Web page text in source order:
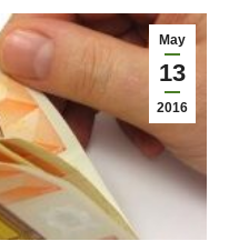
May
13
2016